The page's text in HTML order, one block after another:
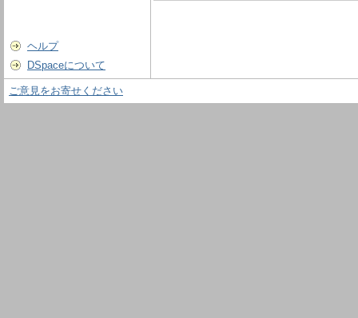
ヘルプ
DSpaceについて
ご意見をお寄せください